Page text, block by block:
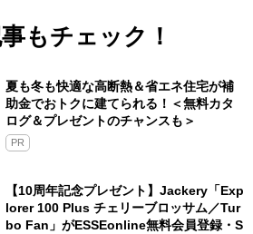
もチェック！
夏も冬も快適な高断熱＆省エネ住宅が補
助金でおトクに建てられる！＜無料カタ
ログ＆プレゼントのチャンスも＞
PR
【10周年記念プレゼント】Jackery「Exp
lorer 100 Plus チェリーブロッサム／Tur
bo Fan」がESSEonline無料会員登録・S